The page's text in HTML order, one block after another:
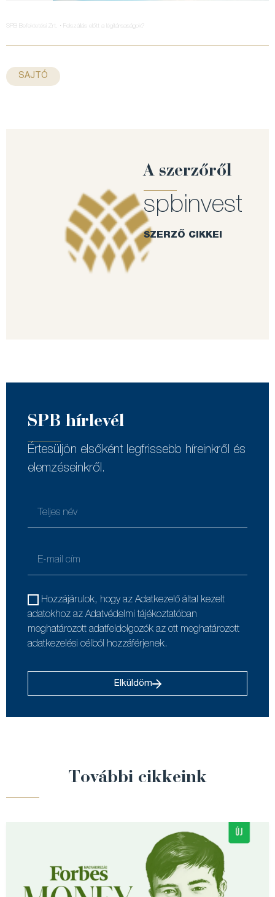
SPB Befektetési Zrt. · Felszállás előtt a légitársaságok?
SAJTÓ
A szerzőről
spbinvest
SZERZŐ CIKKEI
SPB hírlevél
Értesüljön elsőként legfrissebb híreinkről és
elemzéseinkről.
Hozzájárulok, hogy az Adatkezelő által kezelt
adatokhoz az Adatvédelmi tájékoztatóban
meghatározott adatfeldolgozók az ott meghatározott
adatkezelési célból hozzáférjenek.
Elküldöm
További cikkeink